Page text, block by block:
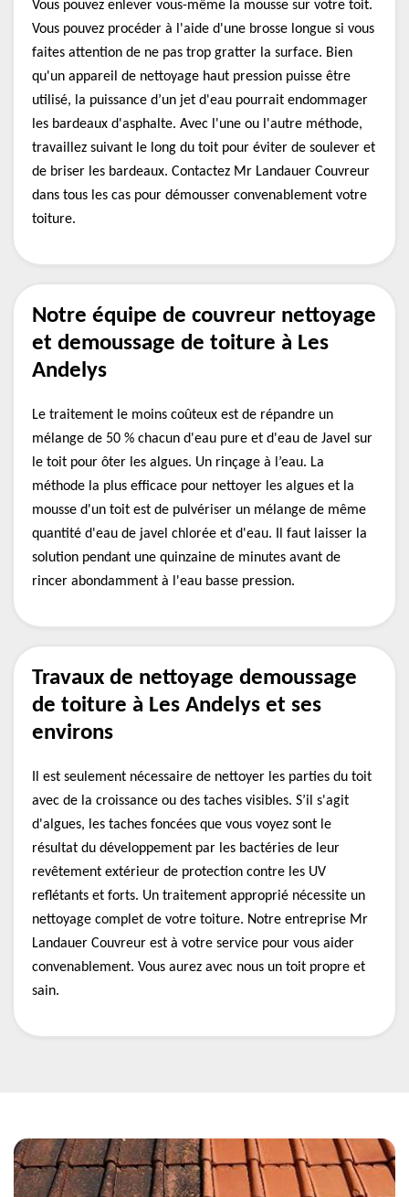
Vous pouvez enlever vous-même la mousse sur votre toit.
Vous pouvez procéder à l'aide d'une brosse longue si vous
faites attention de ne pas trop gratter la surface. Bien
qu'un appareil de nettoyage haut pression puisse être
utilisé, la puissance d’un jet d'eau pourrait endommager
les bardeaux d'asphalte. Avec l'une ou l'autre méthode,
travaillez suivant le long du toit pour éviter de soulever et
de briser les bardeaux. Contactez Mr Landauer Couvreur
dans tous les cas pour démousser convenablement votre
toiture.
Notre équipe de couvreur nettoyage
et demoussage de toiture à Les
Andelys
Le traitement le moins coûteux est de répandre un
mélange de 50 % chacun d'eau pure et d'eau de Javel sur
le toit pour ôter les algues. Un rinçage à l’eau. La
méthode la plus efficace pour nettoyer les algues et la
mousse d'un toit est de pulvériser un mélange de même
quantité d'eau de javel chlorée et d'eau. Il faut laisser la
solution pendant une quinzaine de minutes avant de
rincer abondamment à l'eau basse pression.
Travaux de nettoyage demoussage
de toiture à Les Andelys et ses
environs
Il est seulement nécessaire de nettoyer les parties du toit
avec de la croissance ou des taches visibles. S’il s'agit
d'algues, les taches foncées que vous voyez sont le
résultat du développement par les bactéries de leur
revêtement extérieur de protection contre les UV
reflétants et forts. Un traitement approprié nécessite un
nettoyage complet de votre toiture. Notre entreprise Mr
Landauer Couvreur est à votre service pour vous aider
convenablement. Vous aurez avec nous un toit propre et
sain.